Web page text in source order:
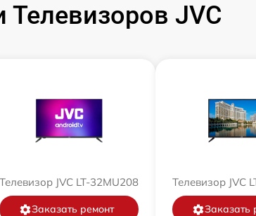
JVC
Телевизор JVC LT-32MU208
Заказать ремонт
Телевизор JVC
Заказать